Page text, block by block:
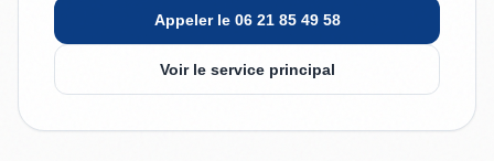
Appeler le 06 21 85 49 58
Voir le service principal